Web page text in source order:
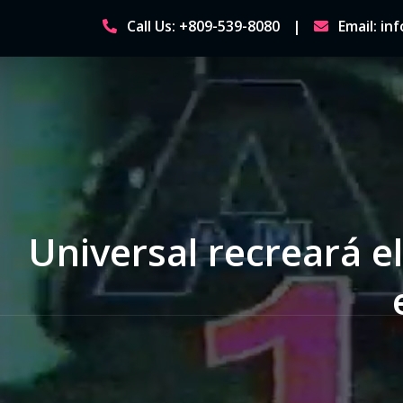
content
Call Us: +809-539-8080 Email:
Universal recreará